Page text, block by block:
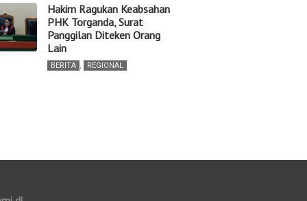
Hakim Ragukan Keabsahan
PHK Torganda, Surat
Panggilan Diteken Orang
Lain
BERITA , REGIONAL